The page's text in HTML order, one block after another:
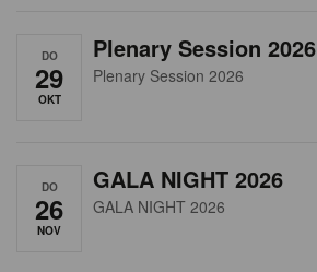
DO
29
OKT
Plenary Session 2026
Plenary Session 2026
DO
26
NOV
GALA NIGHT 2026
GALA NIGHT 2026